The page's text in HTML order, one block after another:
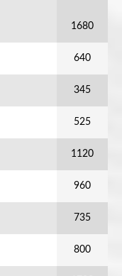
1680
640
345
525
1120
960
735
800